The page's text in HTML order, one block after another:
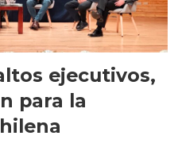
ejecutivos,
para la